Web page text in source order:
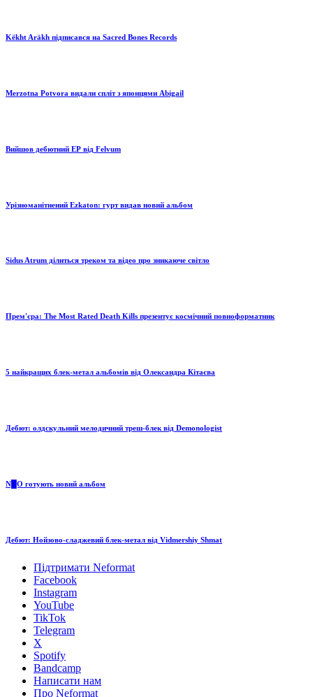
Këkht Aräkh підписався на Sacred Bones Records
Merzotna Potvora видали спліт з японцями Abigail
Вийшов дебютний ЕР від Felvum
Урізноманітнений Ezkaton: гурт видав новий альбом
Sidus Atrum ділиться треком та відео про зникаюче світло
Прем'єра: The Most Rated Death Kills презентує космічний повноформатник
5 найкращих блек-метал альбомів від Олександра Кітаєва
Дебют: олдскульний мелодичний треш-блек від Demonologist
N█O готують новий альбом
Дебют: Нойзово-сладжевий блек-метал від Vidmershiy Shmat
Підтримати Neformat
Facebook
Instagram
YouTube
TikTok
Telegram
X
Spotify
Bandcamp
Написати нам
Про Neformat